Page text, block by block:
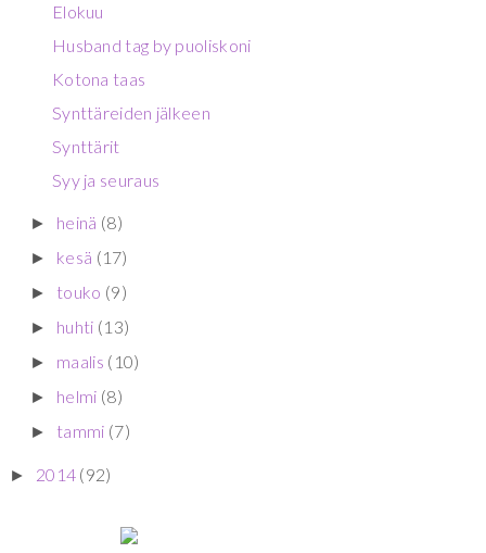
Elokuu
Husband tag by puoliskoni
Kotona taas
Synttäreiden jälkeen
Synttärit
Syy ja seuraus
► heinä (8)
► kesä (17)
► touko (9)
► huhti (13)
► maalis (10)
► helmi (8)
► tammi (7)
► 2014 (92)